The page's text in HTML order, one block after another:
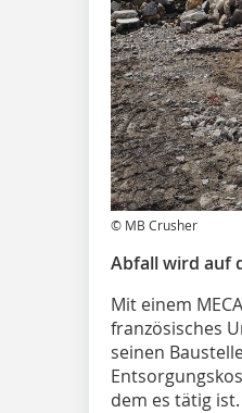
© MB Crusher
Abfall wird auf
Mit einem
französisches
seinen
dem es tätig ist.